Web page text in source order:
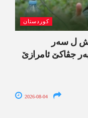
کوردستان
ل سەر
جڤاکێ ئامرازێ
2026-08-04